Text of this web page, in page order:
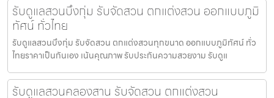
รับดูแลสวนบึงกุ่ม รับจัดสวน ตกแต่งสวน ออกแบบภูมิ
ทัศน์ ทั่วไทย
รับดูแลสวนบึงกุ่ม รับจัดสวน ตกแต่งสวนทุกขนาด ออกแบบภูมิทัศน์ ทั่ว
ไทยราคาเป็นกันเอง เน้นคุณภาพ รับประกันความสวยงาม รับดูแ
รับดูแลสวนคลองสาน รับจัดสวน ตกแต่งสวน